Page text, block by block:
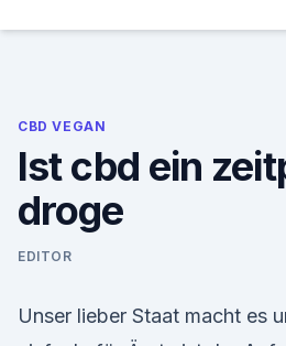
CBD VEGAN
Ist cbd ein
droge
EDITOR
Unser lieber Staat macht es